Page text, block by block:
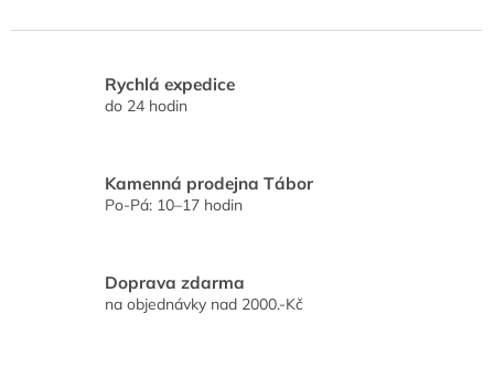
Rychlá expedice
do 24 hodin
Kamenná prodejna Tábor
Po-Pá: 10–17 hodin
Doprava zdarma
na objednávky nad 2000.-Kč